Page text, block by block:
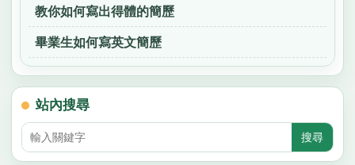
教你如何寫出得體的簡歷
畢業生如何寫英文簡歷
站內搜尋